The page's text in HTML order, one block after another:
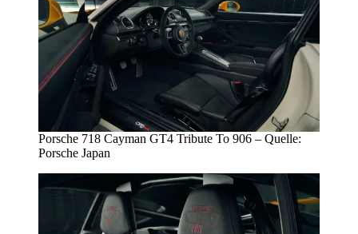
Porsche 718 Cayman GT4 Tribute To 906 – Quelle:
Porsche Japan